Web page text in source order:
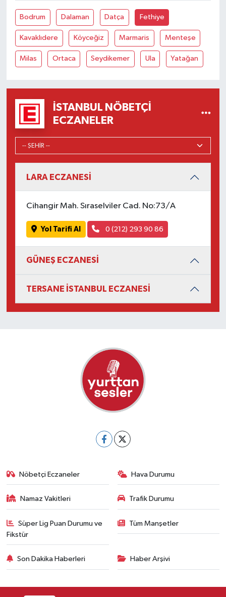
Bodrum Dalaman Datça Fethiye
Kavaklıdere Köyceğiz Marmaris Menteşe
Milas Ortaca Seydikemer Ula Yatağan
İSTANBUL NÖBETÇI
ECZANELER
LARA ECZANESİ
Cihangir Mah. Sıraselviler Cad. No:73/A
Yol Tarifi Al 0 (212) 293 90 86
GÜNEŞ ECZANESİ
TERSANE İSTANBUL ECZANESİ
Nöbetçi Eczaneler Hava Durumu
Namaz Vakitleri Trafik Durumu
Süper Lig Puan Durumu ve
Fikstür
Tüm Manşetler
Son Dakika Haberleri Haber Arşivi